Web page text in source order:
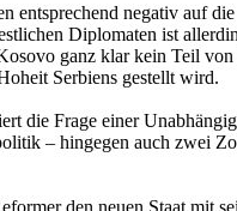
entsprechend negativ auf
Diplomaten ist
ganz klar kein Teil
Serbiens gestellt wird.
die Frage einer
– hingegen auch zwei
den neuen Staat mit